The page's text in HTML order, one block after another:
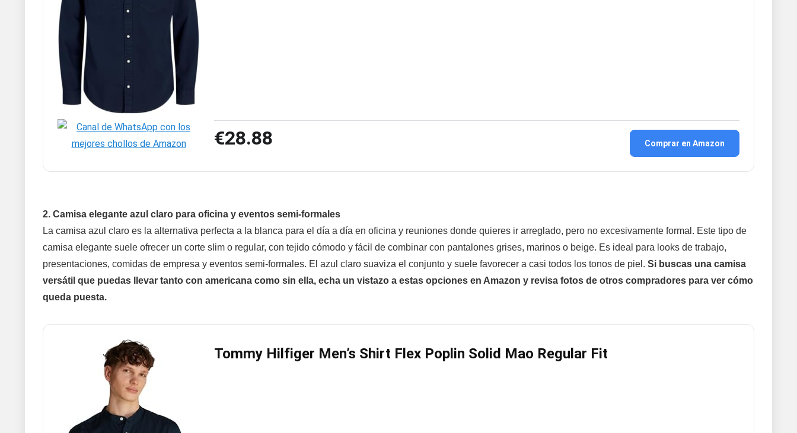
€28.88 Comprar en Amazon
2. Camisa elegante azul claro para oficina y eventos semi-formales
La camisa azul claro es la alternativa perfecta a la blanca para el día a día en oficina y reuniones donde quieres ir arreglado, pero no excesivamente formal. Este tipo de
camisa elegante suele ofrecer un corte slim o regular, con tejido cómodo y fácil de combinar con pantalones grises, marinos o beige. Es ideal para looks de trabajo,
presentaciones, comidas de empresa y eventos semi-formales. El azul claro suaviza el conjunto y suele favorecer a casi todos los tonos de piel. Si buscas una camisa
versátil que puedas llevar tanto con americana como sin ella, echa un vistazo a estas opciones en Amazon y revisa fotos de otros compradores para ver cómo
queda puesta.
Tommy Hilfiger Men’s Shirt Flex Poplin Solid Mao Regular Fit